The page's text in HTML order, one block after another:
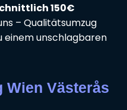
150€
– Qualitätsumzug
einem unschlagbaren
Wien Västerås